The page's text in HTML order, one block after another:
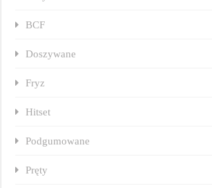
BCF
Doszywane
Fryz
Hitset
Podgumowane
Pręty